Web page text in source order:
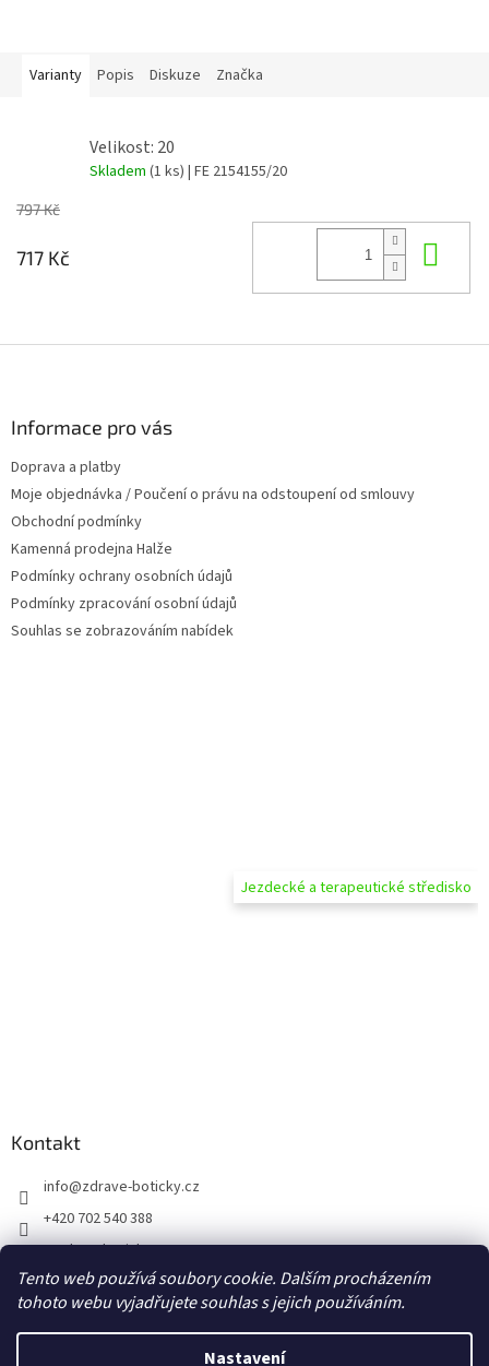
Tento web používá soubory cookie. Dalším procházením
tohoto webu vyjadřujete souhlas s jejich používáním.
Nastavení
Varianty Popis Diskuze Značka
Velikost: 20
Skladem (1 ks) | FE 2154155/20
797 Kč
717 Kč
Informace pro vás
Doprava a platby
Moje objednávka / Poučení o právu na odstoupení od smlouvy
Obchodní podmínky
Kamenná prodejna Halže
Podmínky ochrany osobních údajů
Podmínky zpracování osobní údajů
Souhlas se zobrazováním nabídek
Jezdecké a terapeutické středisko
Kontakt
info@zdrave-boticky.cz
+420 702 540 388
@zdraveboticky
zdraveboticky